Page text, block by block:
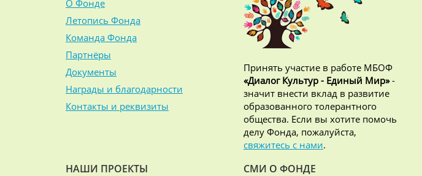
О Фонде
Летопись Фонда
Команда Фонда
Партнёры
Документы
Награды и благодарности
Контакты и реквизиты
Принять участие в работе МБОФ
«Диалог Культур - Единый Мир»-
значит внести вклад в развитие
образованного толерантного
общества. Если вы хотите помочь
делу Фонда, пожалуйста,
свяжитесь с нами.
НАШИ ПРОЕКТЫ СМИ О ФОНДЕ